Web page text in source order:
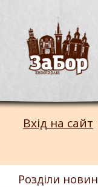
Вхід на сайт
Розділи новин